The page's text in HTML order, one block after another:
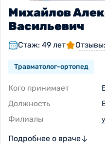
Михайлов
Васильевич
Стаж: 49 лет
Травматолог-ортопед
Кого принимает
Должность
Филиалы
Подробнее о враче